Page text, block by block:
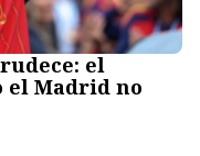
el
el Madrid no